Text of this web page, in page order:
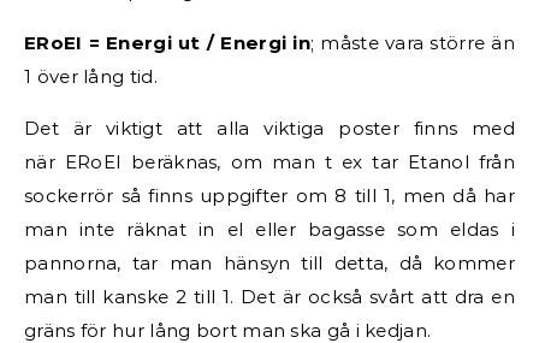
ERoEI = Energi ut / Energi in; måste vara större än
1 över lång tid.
Det är viktigt att alla viktiga poster finns med
när ERoEI beräknas, om man t ex tar Etanol från
sockerrör så finns uppgifter om 8 till 1, men då har
man inte räknat in el eller bagasse som eldas i
pannorna, tar man hänsyn till detta, då kommer
man till kanske 2 till 1. Det är också svårt att dra en
gräns för hur lång bort man ska gå i kedjan.